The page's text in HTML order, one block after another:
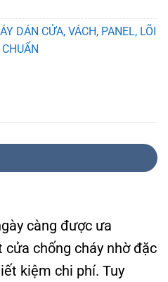
DÁN CỬA, VÁCH, PANEL, LÕI
càng được ưa
chống cháy nhờ đặc
kiệm chi phí. Tuy